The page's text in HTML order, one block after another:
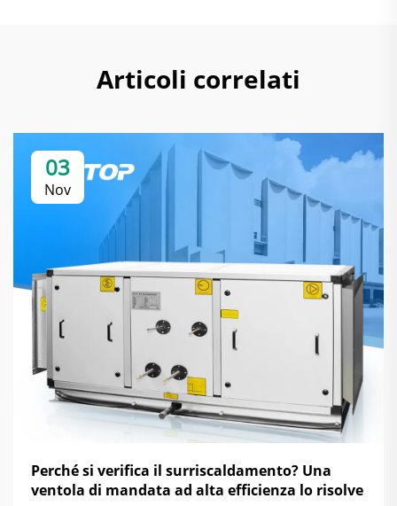
Articoli correlati
03
Nov
Perché si verifica il surriscaldamento? Una
ventola di mandata ad alta efficienza lo risolve